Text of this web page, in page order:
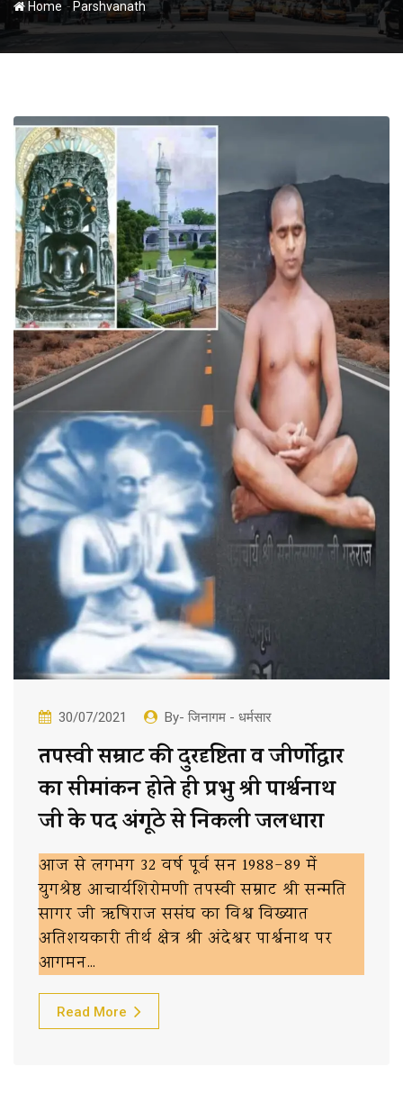
Home - Parshvanath
30/07/2021 By- जिनागम - धर्मसार
तपस्वी सम्राट की दुरदृष्टिता व जीर्णोद्धार
का सीमांकन होते ही प्रभु श्री पार्श्वनाथ
जी के पद अंगूठे से निकली जलधारा
आज से लगभग 32 वर्ष पूर्व सन 1988-89 में
युगश्रेष्ठ आचार्यशिरोमणी तपस्वी सम्राट श्री सन्मति
सागर जी ऋषिराज ससंघ का विश्व विख्यात
अतिशयकारी तीर्थ क्षेत्र श्री अंदेश्वर पार्श्वनाथ पर
आगमन…
Read More